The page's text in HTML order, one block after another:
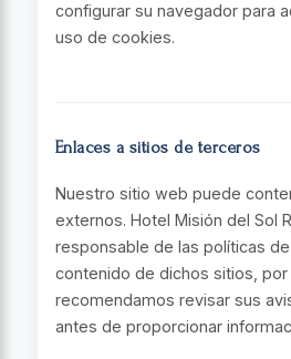
configurar su navegador para
uso de cookies.
Enlaces a sitios de terceros
Nuestro sitio web puede
externos. Hotel Misión del Sol
responsable de las políticas
contenido de dichos sitios, por
recomendamos revisar sus
antes de proporcionar